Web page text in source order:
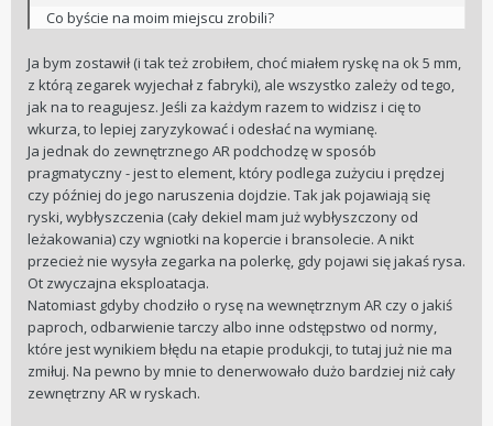
Co byście na moim miejscu zrobili?
Ja bym zostawił (i tak też zrobiłem, choć miałem ryskę na ok 5 mm,
z którą zegarek wyjechał z fabryki), ale wszystko zależy od tego,
jak na to reagujesz. Jeśli za każdym razem to widzisz i cię to
wkurza, to lepiej zaryzykować i odesłać na wymianę.
Ja jednak do zewnętrznego AR podchodzę w sposób
pragmatyczny - jest to element, który podlega zużyciu i prędzej
czy później do jego naruszenia dojdzie. Tak jak pojawiają się
ryski, wybłyszczenia (cały dekiel mam już wybłyszczony od
leżakowania) czy wgniotki na kopercie i bransolecie. A nikt
przecież nie wysyła zegarka na polerkę, gdy pojawi się jakaś rysa.
Ot zwyczajna eksploatacja.
Natomiast gdyby chodziło o rysę na wewnętrznym AR czy o jakiś
paproch, odbarwienie tarczy albo inne odstępstwo od normy,
które jest wynikiem błędu na etapie produkcji, to tutaj już nie ma
zmiłuj. Na pewno by mnie to denerwowało dużo bardziej niż cały
zewnętrzny AR w ryskach.